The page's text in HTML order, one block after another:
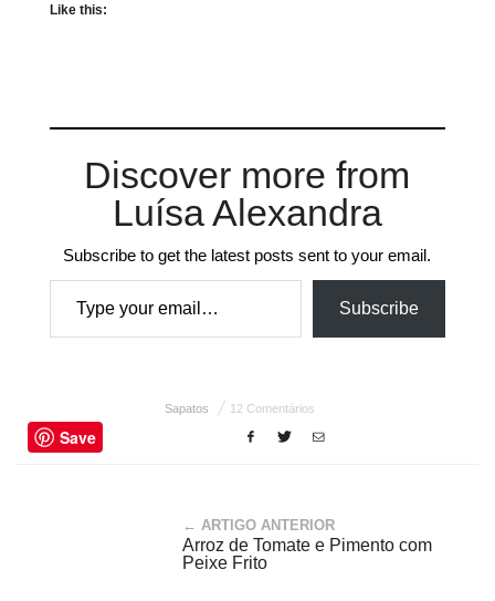
Like this:
Discover more from
Luísa Alexandra
Subscribe to get the latest posts sent to your email.
Type your email…
Subscribe
Sapatos 12 Comentários
Save
← ARTIGO ANTERIOR
Arroz de Tomate e Pimento com
Peixe Frito